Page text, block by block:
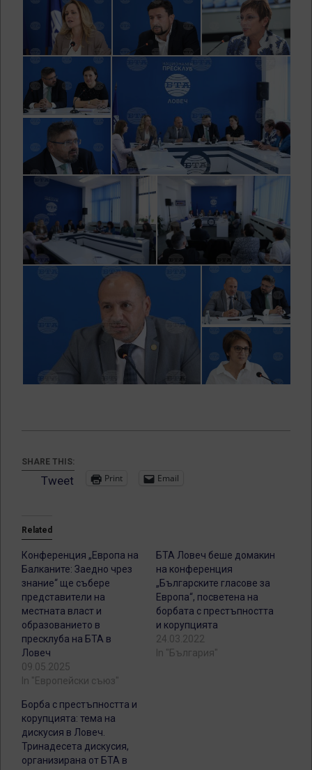
SHARE THIS:
Tweet Print Email
Related
Конференция „Европа на
Балканите: Заедно чрез
знание“ ще събере
представители на
местната власт и
образованието в
пресклуба на БТА в
Ловеч
09.05.2025
In "Европейски съюз"
БТА Ловеч беше домакин
на конференция
„Българските гласове за
Европа“, посветена на
борбата с престъпността
и корупцията
24.03.2022
In "България"
Борба с престъпността и
корупцията: тема на
дискусия в Ловеч.
Тринадесета дискусия,
организирана от БТА в